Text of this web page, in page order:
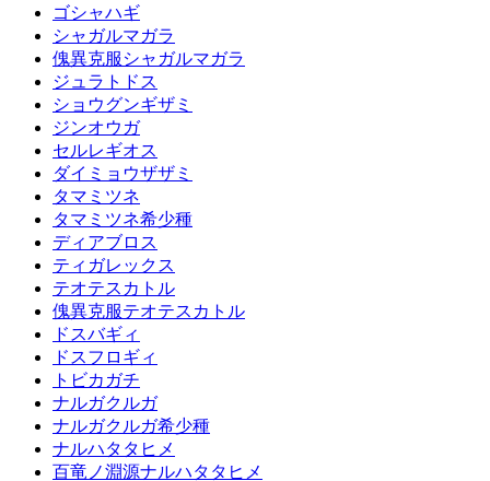
ゴシャハギ
シャガルマガラ
傀異克服シャガルマガラ
ジュラトドス
ショウグンギザミ
ジンオウガ
セルレギオス
ダイミョウザザミ
タマミツネ
タマミツネ希少種
ディアブロス
ティガレックス
テオテスカトル
傀異克服テオテスカトル
ドスバギィ
ドスフロギィ
トビカガチ
ナルガクルガ
ナルガクルガ希少種
ナルハタタヒメ
百竜ノ淵源ナルハタタヒメ